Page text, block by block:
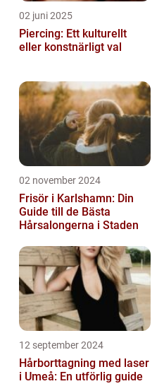
02 juni 2025
Piercing: Ett kulturellt
eller konstnärligt val
02 november 2024
Frisör i Karlshamn: Din
Guide till de Bästa
Hårsalongerna i Staden
12 september 2024
Hårborttagning med laser
i Umeå: En utförlig guide